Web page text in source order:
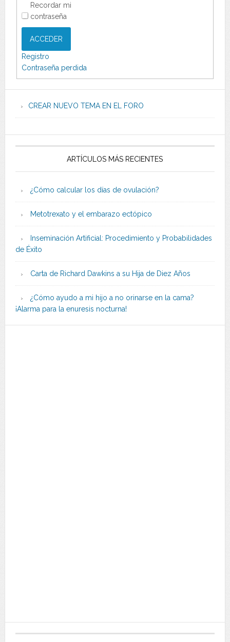
Recordar mi
contraseña
ACCEDER
Registro
Contraseña perdida
CREAR NUEVO TEMA EN EL FORO
ARTÍCULOS MÁS RECIENTES
¿Cómo calcular los días de ovulación?
Metotrexato y el embarazo ectópico
Inseminación Artificial: Procedimiento y Probabilidades
de Éxito
Carta de Richard Dawkins a su Hija de Diez Años
¿Cómo ayudo a mi hijo a no orinarse en la cama?
¡Alarma para la enuresis nocturna!